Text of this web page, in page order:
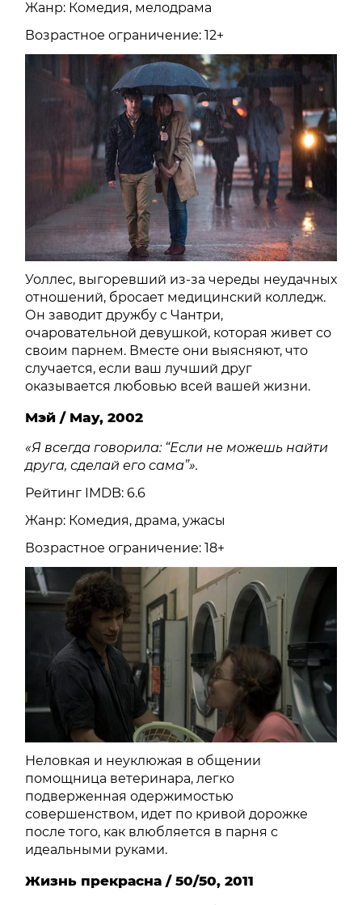
Жанр: Комедия, мелодрама
Возрастное ограничение: 12+
Уоллес, выгоревший из-за череды неудачных
отношений, бросает медицинский колледж.
Он заводит дружбу с Чантри,
очаровательной девушкой, которая живет со
своим парнем. Вместе они выясняют, что
случается, если ваш лучший друг
оказывается любовью всей вашей жизни.
Мэй / May, 2002
«Я всегда говорила: “Если не можешь найти
друга, сделай его сама”».
Рейтинг IMDB: 6.6
Жанр: Комедия, драма, ужасы
Возрастное ограничение: 18+
Неловкая и неуклюжая в общении
помощница ветеринара, легко
подверженная одержимостью
совершенством, идет по кривой дорожке
после того, как влюбляется в парня с
идеальными руками.
Жизнь прекрасна / 50/50, 2011